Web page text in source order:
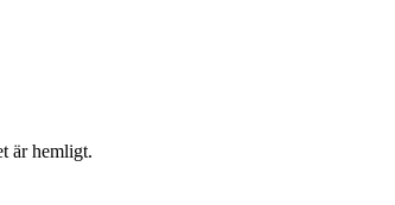
är hemligt.